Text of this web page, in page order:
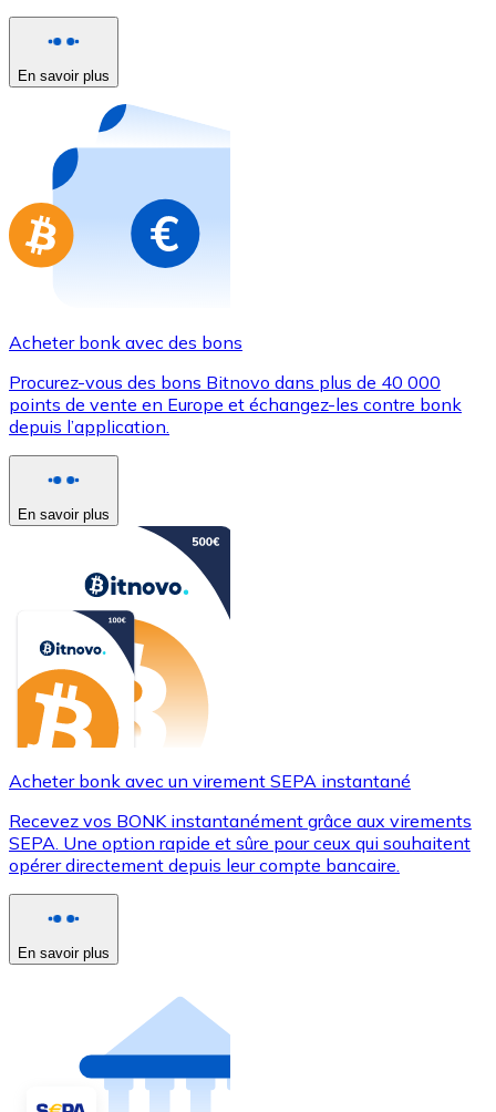
Acheter avec carte
Nouveau
Achetez des cartes-cadeaux de vos marques
Aller à la boutique de cartes-cadeaux
En savoir plus
Acheter bonk avec des bons
Procurez-vous des bons Bitnovo dans plus de 40 000
points de vente en Europe et échangez-les contre bonk
depuis l’application.
En savoir plus
Acheter bonk avec un virement SEPA instantané
Recevez vos BONK instantanément grâce aux virements
SEPA. Une option rapide et sûre pour ceux qui souhaitent
opérer directement depuis leur compte bancaire.
En savoir plus